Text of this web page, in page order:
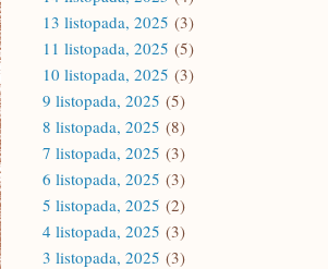
13 listopada, 2025 (3)
11 listopada, 2025 (5)
10 listopada, 2025 (3)
9 listopada, 2025 (5)
8 listopada, 2025 (8)
7 listopada, 2025 (3)
6 listopada, 2025 (3)
5 listopada, 2025 (2)
4 listopada, 2025 (3)
3 listopada, 2025 (3)